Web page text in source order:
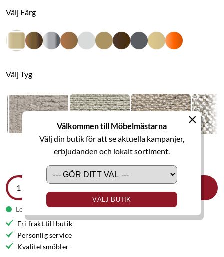
Välkommen till Möbelmästarna
Välj din butik för att se aktuella kampanjer,
erbjudanden och lokalt sortiment.
VÄLJ BUTIK
×
Välj Färg
Välj Tyg
Leveranstid 7-8 veckor
Fri frakt till butik
Personlig service
Kvalitetsmöbler